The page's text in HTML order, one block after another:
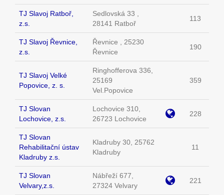
TJ Slavoj Ratboř,
z.s.
Sedlovská 33 ,
28141 Ratboř
113
TJ Slavoj Řevnice,
z.s.
Řevnice , 25230
Řevnice
190
TJ Slavoj Velké
Popovice, z. s.
Ringhofferova 336,
25169
Vel.Popovice
359
TJ Slovan
Lochovice, z.s.
Lochovice 310,
26723 Lochovice
228
TJ Slovan
Rehabilitační ústav
Kladruby z.s.
Kladruby 30, 25762
Kladruby
11
TJ Slovan
Velvary,z.s.
Nábřeží 677,
27324 Velvary
221